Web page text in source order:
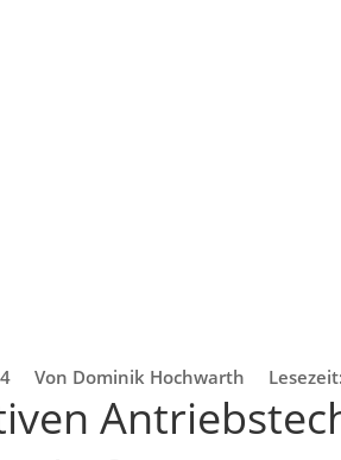
Von Dominik Hochwarth